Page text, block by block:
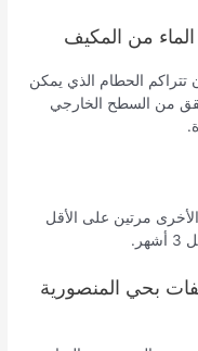
من المكيف
الحطام الذي يمكن
من السطح الخارجي
مرتين على الأقل
بحي المنصورية